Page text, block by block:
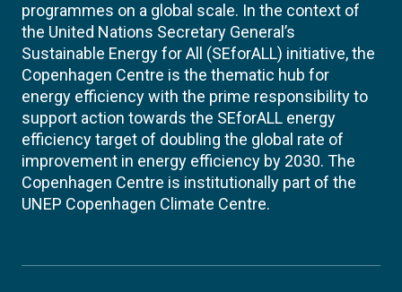
programmes on a global scale. In the context of
the United Nations Secretary General’s
Sustainable Energy for All (SEforALL) initiative, the
Copenhagen Centre is the thematic hub for
energy efficiency with the prime responsibility to
support action towards the SEforALL energy
efficiency target of doubling the global rate of
improvement in energy efficiency by 2030. The
Copenhagen Centre is institutionally part of the
UNEP Copenhagen Climate Centre.